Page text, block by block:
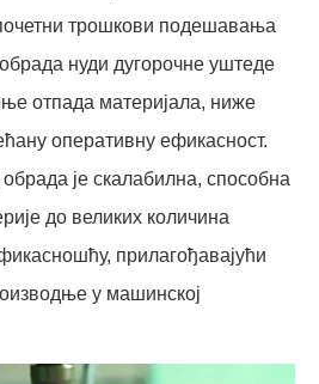
трошкови подешавања
нуди дугорочне уштеде
отпада материјала, ниже
оперативну ефикасност.
је скалабилна, способна
до великих количина
прилагођавајући
у машинској